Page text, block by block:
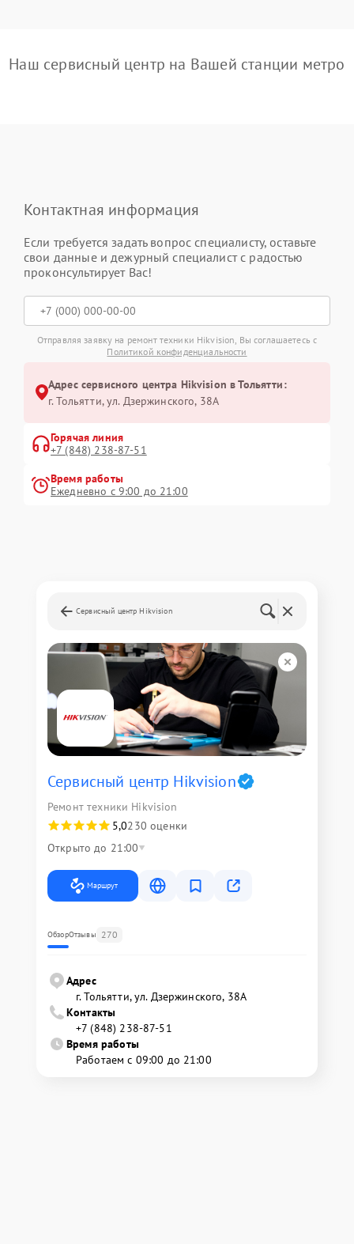
Наш сервисный центр на Вашей станции метро
Контактная информация
Если требуется задать вопрос специалисту, оставьте
свои данные и дежурный специалист с радостью
проконсультирует Вас!
Отправляя заявку на ремонт техники Hikvision, Вы соглашаетесь с
Политикой конфиденциальности
Адрес сервисного центра Hikvision в Тольятти:
г. Тольятти, ул. Дзержинского, 38А
Горячая линия
+7 (848) 238-87-51
Время работы
Ежедневно с 9:00 до 21:00
Сервисный центр Hikvision
Сервисный центр Hikvision
Ремонт техники Hikvision
5,0230 оценки
Открыто до 21:00
Маршрут
ОбзорОтзывы 270
Адрес
г. Тольятти, ул. Дзержинского, 38А
Контакты
+7 (848) 238-87-51
Время работы
Работаем с 09:00 до 21:00